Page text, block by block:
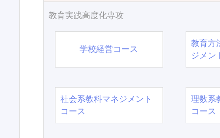
教育実践高度化専攻
学校経営コース
教育方
ジメン
社会系教科マネジメント
コース
理数系
コース